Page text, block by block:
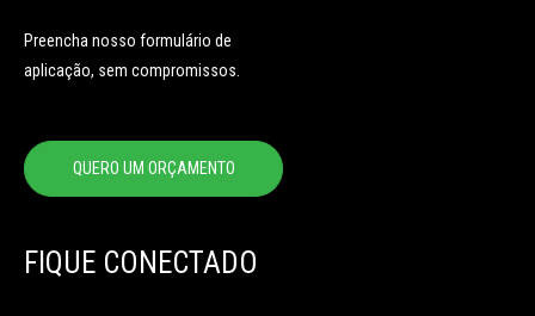
Preencha nosso formulário de
aplicação, sem compromissos.
QUERO UM ORÇAMENTO
FIQUE CONECTADO